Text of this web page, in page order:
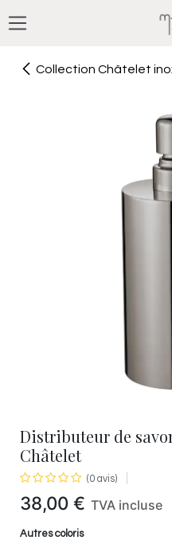
Collection Châtelet
Distributeur de
Châtelet
(0 avis)
38,00 € TVA incluse
Autres coloris